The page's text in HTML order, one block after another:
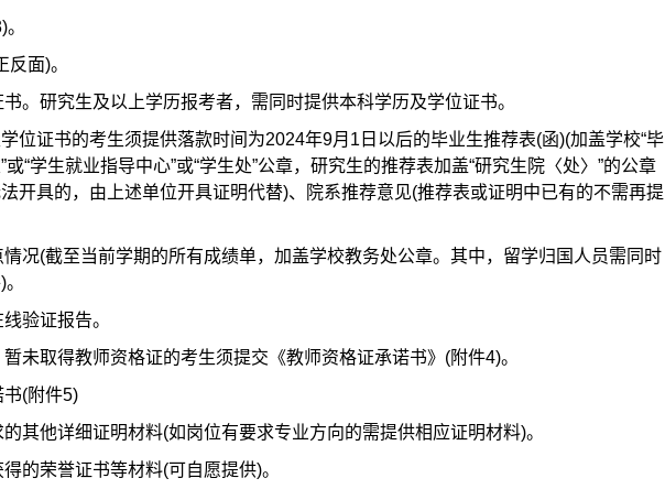
面)。
。研究生及以上学历报考者，需同时提供本科学历及学位证书。
位证书的考生须提供落款时间为2024年9月1日以后的毕业生推荐表(函)(加盖学校“毕
或“学生就业指导中心”或“学生处”公章，研究生的推荐表加盖“研究生院〈处〉”的公章
开具的，由上述单位开具证明代替)、院系推荐意见(推荐表或证明中已有的不需再提
况(截至当前学期的所有成绩单，加盖学校教务处公章。其中，留学归国人员需同时
验证报告。
未取得教师资格证的考生须提交《教师资格证承诺书》(附件4)。
书(附件5)
其他详细证明材料(如岗位有要求专业方向的需提供相应证明材料)。
的荣誉证书等材料(可自愿提供)。